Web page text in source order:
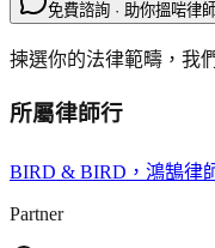
免費諮詢 · 助你搵啱律
揀選你的法律範疇，我
所屬律師行
BIRD & BIRD ，鴻鵠律
Partner